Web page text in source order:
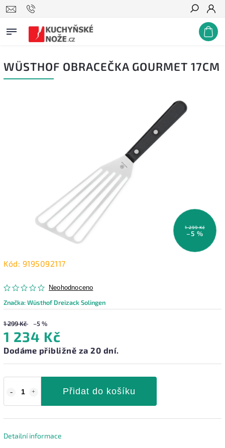
Hledat
WÜSTHOF OBRACEČKA GOURMET 17CM
1 299 Kč
–5 %
Kód: 9195092117
Neohodnoceno
Značka:Wüsthof Dreizack Solingen
1 299 Kč –5 %
1 234 Kč
Dodáme přibližně za 20 dní.
Přidat do košíku
Detailní informace